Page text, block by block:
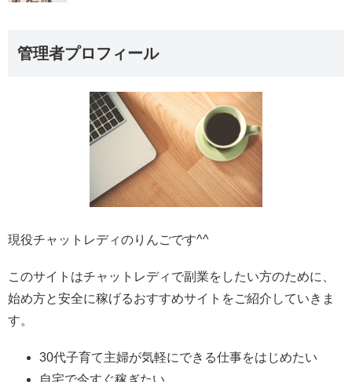
管理者プロフィール
現役チャットレディのりんごです^^
このサイトはチャットレディで副業をしたい方のために、
始め方と安全に稼げるおすすめサイトをご紹介していきま
す。
30代子育て主婦が気軽にできる仕事をはじめたい
自宅で今すぐ稼ぎたい